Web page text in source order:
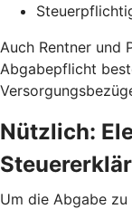
Auch Rentner und
Abgabepflicht
Nützlich:
Um die Abgabe